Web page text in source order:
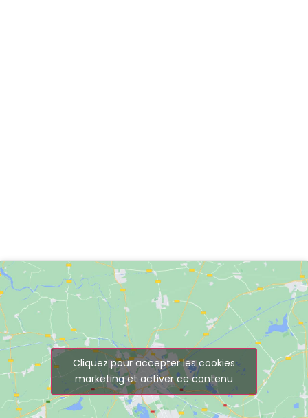
Cliquez pour accepter les cookies
marketing et activer ce contenu